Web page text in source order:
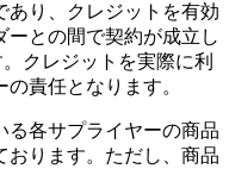
あり、クレジットを有効
ーとの間で契約が成立し
。クレジットを実際に利
責任となります。
る各サプライヤーの商品
おります。ただし、商品